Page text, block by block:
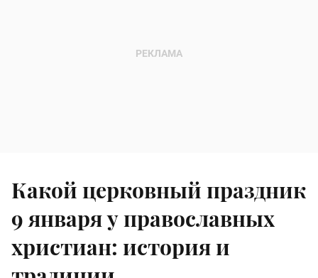
Какой церковный праздник
9 января у православных
христиан: история и